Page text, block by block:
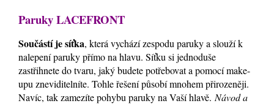
Paruky LACEFRONT
Součástí je síťka, která vychází zespodu paruky a slouží k
nalepení paruky přímo na hlavu. Síťku si jednoduše
zastřihnete do tvaru, jaký budete potřebovat a pomocí make-
upu zneviditelníte. Tohle řešení působí mnohem přirozeněji.
Navíc, tak zamezíte pohybu paruky na Vaší hlavě. Návod a